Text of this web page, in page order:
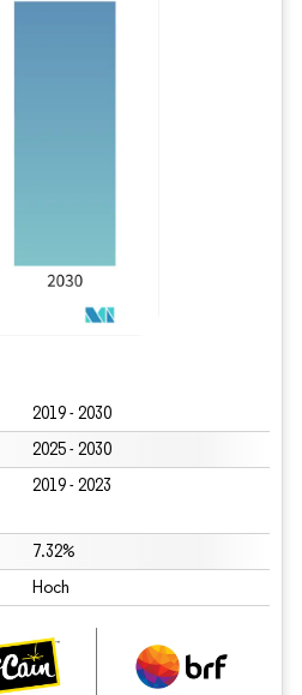
2019 - 2030
2025 - 2030
2019 - 2023
7.32%
Hoch